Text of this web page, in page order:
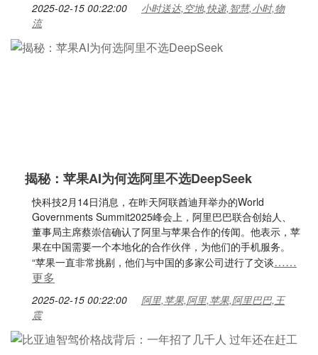
2025-02-15 00:22:00
小时送达,空地,快递,智慧,小时,物
流
揭秘：苹果AI为何选阿里不选DeepSeek
快科技2月14日消息，在昨天阿联酋迪拜举办的World
Governments Summit2025峰会上，阿里巴巴联合创始人、
董事局主席蔡崇信确认了阿里与苹果合作的传闻。他表示，苹
果在中国需要一个本地化的合作伙伴，为他们的手机服务。
“苹果一直非常挑剔，他们与中国的多家公司进行了交谈……
更多
2025-02-15 00:22:00
阿里,苹果,阿里,苹果,阿里巴巴,王
震